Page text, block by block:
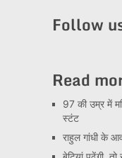
Follow
Read
97 की उम्र में
स्टंट
राहुल गांधी के